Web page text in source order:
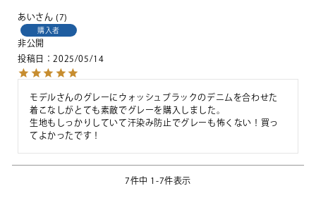
あい 7
購入者
非公開
投稿日
2025/05/14
モデルさんのグレーにウォッシュブラックのデニムを合わせた
着こなしがとても素敵でグレーを購入しました。
生地もしっかりしていて汗染み防止でグレーも怖くない！買っ
てよかったです！
7件中 1 -7件表示